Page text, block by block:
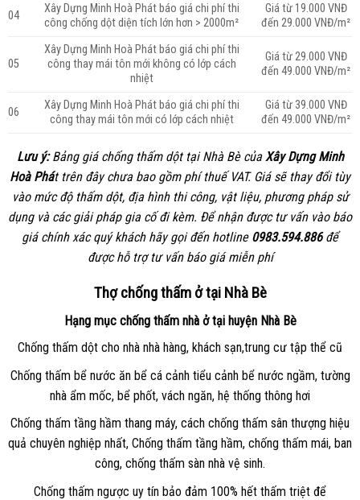
04
Xây Dựng Minh Hoà Phátbáo giá chi phí thi
công chống dột diện tích lớn hơn > 2000m²
Giá từ 19.000 VNĐ
đến 29.000 VNĐ/m²
05
Xây Dựng Minh Hoà Phátbáo giá chi phí thi
công thay mái tôn mới không có lớp cách
nhiệt
Giá từ 29.000 VNĐ
đến 49.000 VNĐ/m²
06
Xây Dựng Minh Hoà Phátbáo giá chi phí thi
công thay mái tôn mới có lớp cách nhiệt
Giá từ 39.000 VNĐ
đến 49.000 VNĐ/m²
Lưu ý:Bảng giá chống thấm dột tại Nhà Bè của Xây Dựng Minh
Hoà Pháttrên đây chưa bao gồm phí thuế VAT. Giá sẽ thay đổi tùy
vào mức độ thấm dột, địa hình thi công, vật liệu, phương pháp sử
dụng và các giải pháp gia cố đi kèm. Để nhận được tư vấn vào báo
giá chính xác quý khách hãy gọi đến hotline 0983.594.886để
được hỗ trợ tư vấn báo giá miễn phí
Thợ chống thấm ở tại Nhà Bè
Hạng mục chống thấm nhà ở tại huyện Nhà Bè
Chống thấm dột cho nhà nhà hàng, khách sạn,trung cư tập thể cũ
Chống thấm bể nước ăn bể cá cảnh tiểu cảnh bể nước ngầm, tường
nhà ẩm mốc, bể phốt, vách ngăn, hệ thống thông hơi
Chống thấm tầng hầm thang máy, cách chống thấm sân thượng hiệu
quả chuyên nghiệp nhất, Chống thấm tầng hầm, chống thấm mái, ban
công, chống thấm sàn nhà vệ sinh.
Chống thấm ngược uy tín bảo đảm 100% hết thấm triệt để